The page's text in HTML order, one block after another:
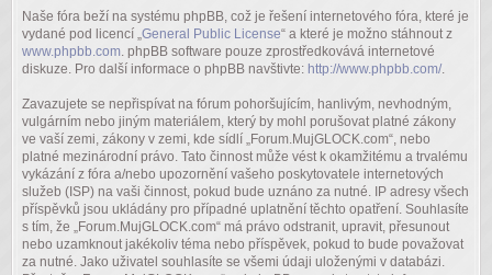
Naše fóra beží na systému phpBB, což je řešení internetového fóra, které je
vydané pod licencí „ General Public License“ a které je možno stáhnout z
www.phpbb.com . phpBB software pouze zprostředkovává internetové
diskuze. Pro další informace o phpBB navštivte: http://www.phpbb.com/.
Zavazujete se nepřispívat na fórum pohoršujícím, hanlivým, nevhodným,
vulgárním nebo jiným materiálem, který by mohl porušovat platné zákony
ve vaší zemi, zákony v zemi, kde sídlí „Forum.MujGLOCK.com“, nebo
platné mezinárodní právo. Tato činnost může vést k okamžitému a trvalému
vykázání z fóra a/nebo upozornění vašeho poskytovatele internetových
služeb (ISP) na vaši činnost, pokud bude uznáno za nutné. IP adresy všech
příspěvků jsou ukládány pro případné uplatnění těchto opatření. Souhlasíte
s tím, že „Forum.MujGLOCK.com“ má právo odstranit, upravit, přesunout
nebo uzamknout jakékoliv téma nebo příspěvek, pokud to bude považovat
za nutné. Jako uživatel souhlasíte se všemi údaji uloženými v databázi.